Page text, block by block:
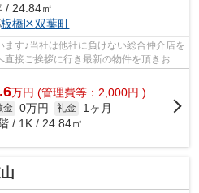
/ 24.84㎡
板橋区双葉町
す♪当社は他社に負けない総合仲介店を
接ご挨拶に行き最新の物件を頂きお客
は...
万円 (管理費等：2,000円 )
金 0万円 礼金
1ヶ月
/ 1K / 24.84㎡